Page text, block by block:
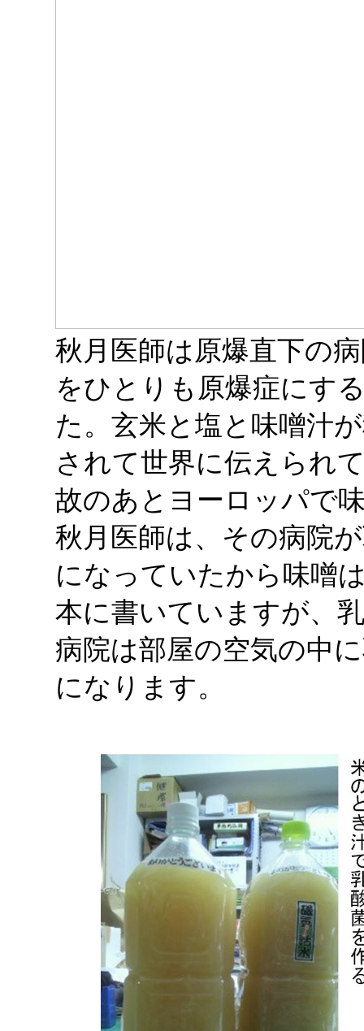
秋月医師は原爆直下の
をひとりも原爆症にす
た。玄米と塩と味噌汁
されて世界に伝えられ
故のあとヨーロッパで
秋月医師は、その病院
になっていたから味噌
本に書いていますが、
病院は部屋の空気の中
になります。